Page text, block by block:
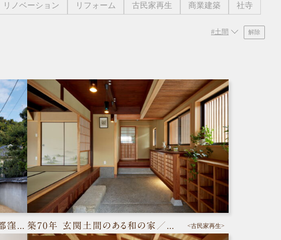
リノベーション リフォーム 古民家再生 商業建築 社寺
#土間 解除
<古民家再生>